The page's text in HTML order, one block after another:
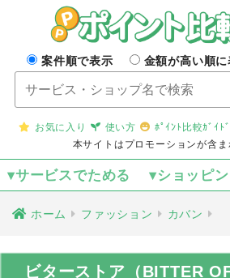
案件順で表示 金額が高い順に
お気に入り 使い方
ﾎﾟｲﾝﾄ比較ｶﾞｲﾄ
本サイトはプロモーションが含ま
▾サービスでためる ▾ショッピ
ホーム ファッション カバン
ビターストア（BITTER